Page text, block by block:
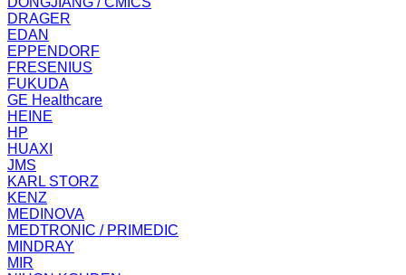
DRAGER
EDAN
EPPENDORF
FRESENIUS
FUKUDA
GE Healthcare
HEINE
HP
HUAXI
JMS
KARL STORZ
KENZ
MEDINOVA
MEDTRONIC / PRIMEDIC
MINDRAY
MIR